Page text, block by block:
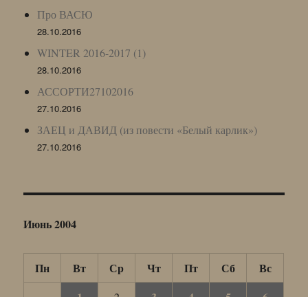
Про ВАСЮ
28.10.2016
WINTER 2016-2017 (1)
28.10.2016
АССОРТИ27102016
27.10.2016
ЗАЕЦ и ДАВИД (из повести «Белый карлик»)
27.10.2016
Июнь 2004
Пн Вт Ср Чт Пт Сб
Вс